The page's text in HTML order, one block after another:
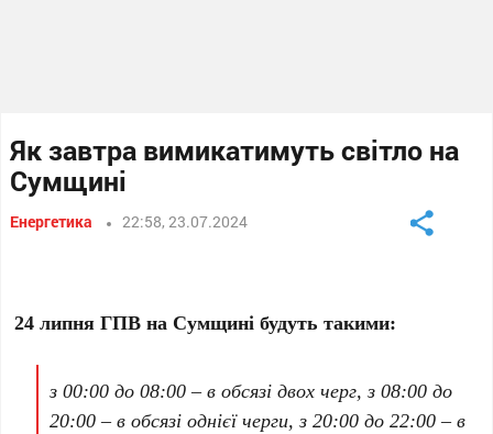
Як завтра вимикатимуть світло на
Сумщині
Енергетика 22:58, 23.07.2024
24 липня ГПВ на Сумщині будуть такими:
з 00:00 до 08:00 – в обсязі двох черг, з 08:00 до
20:00 – в обсязі однієї черги, з 20:00 до 22:00 – в